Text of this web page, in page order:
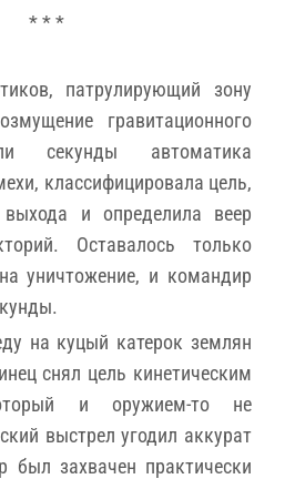
* * *
патрулирующий зону
гравитационного
секунды автоматика
классифицировала цель,
и определила веер
Оставалось только
уничтожение, и командир
на куцый катерок землян
снял цель кинетическим
и оружием-то не
выстрел угодил аккурат
был захвачен практически